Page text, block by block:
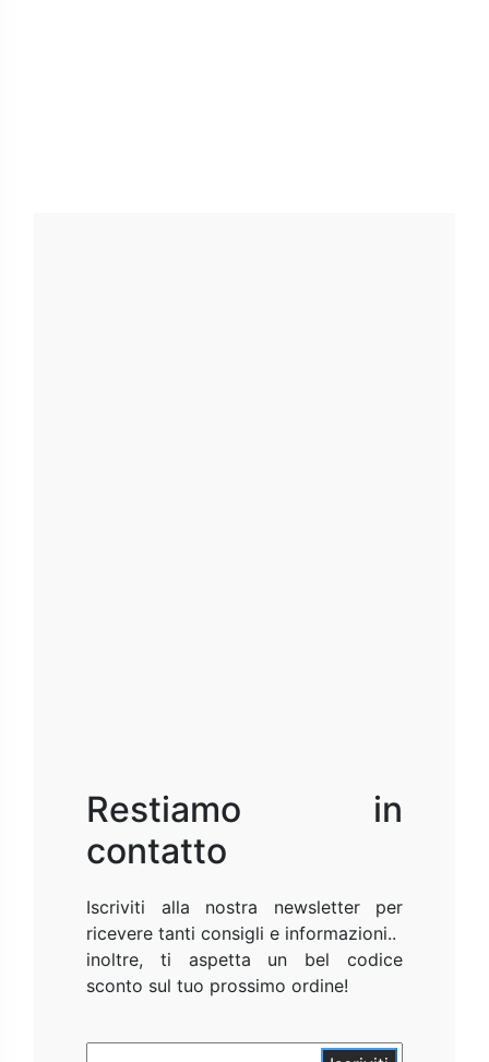
Restiamo in
contatto
Iscriviti alla nostra newsletter per
ricevere tanti consigli e informazioni..
inoltre, ti aspetta un bel codice
sconto sul tuo prossimo ordine!